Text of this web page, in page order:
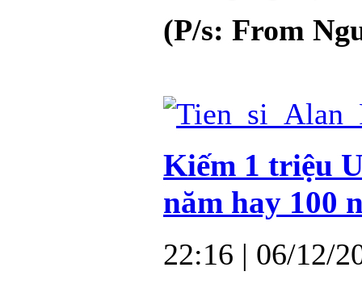
(P/s: From
Kiếm 1 triệu
năm hay 100
22:16 | 06/12/